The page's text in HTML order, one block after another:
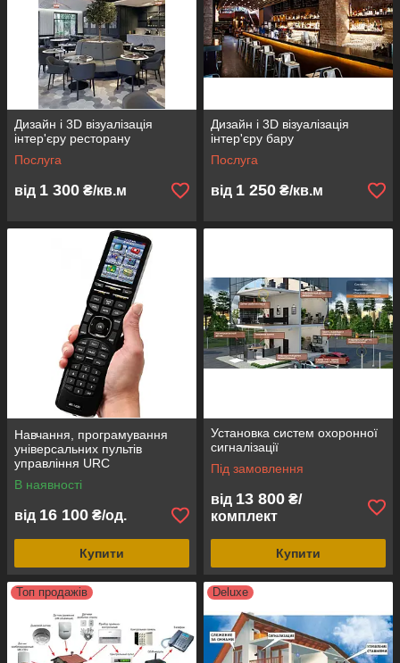
Дизайн і 3D візуалізація
інтер'єру ресторану
Послуга
від 1 300 ₴/кв.м
Дизайн і 3D візуалізація
інтер'єру бару
Послуга
від 1 250 ₴/кв.м
Навчання, програмування
універсальних пультів
управління URC
В наявності
від 16 100 ₴/од.
Купити
Установка систем охоронної
сигналізації
Під замовлення
від 13 800 ₴/
комплект
Купити
Топ продажів Deluxe